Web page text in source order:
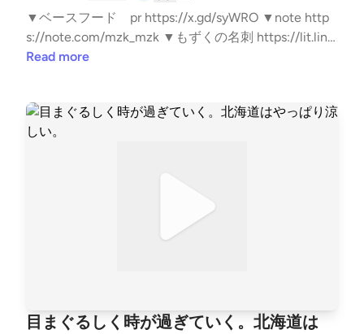
▼ベースフード pr https://x.gd/syWRO ▼note http
s://note.com/mzk_mzk ▼もずくの名刺 https://lit.lin
k/mzkminimal ▼LINEスタンプ https://line.me/S/stick
IREの結論 https://amzn.to/4kyjN6Z ▼無職戦略 http
s://amzn.to/4mwERvV ▼自己紹介 https://note.com/
Read more
目まぐるしく時が過ぎていく。北海道は